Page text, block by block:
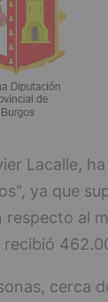
Lacalle,
ya que
al
cerca